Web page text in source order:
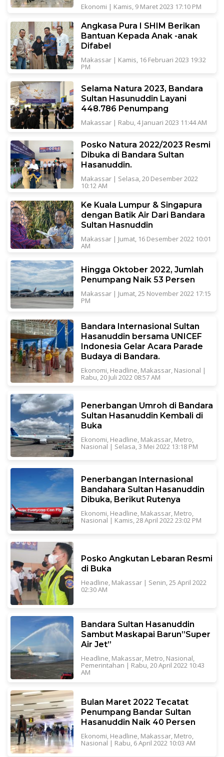
Ekonomi | Kamis, 9 Maret 2023 17:10 PM
Angkasa Pura I SHIM Berikan
Bantuan Kepada Anak -anak
Difabel
Makassar| Kamis, 16 Februari 2023 19:32
PM
Selama Natura 2023, Bandara
Sultan Hasunuddin Layani
448.786 Penumpang
Makassar| Rabu, 4 Januari 2023 11:44 AM
Posko Natura 2022/2023 Resmi
Dibuka di Bandara Sultan
Hasanuddin.
Makassar| Selasa, 20 Desember 2022
10:12 AM
Ke Kuala Lumpur & Singapura
dengan Batik Air Dari Bandara
Sultan Hasnuddin
Makassar| Jumat, 16 Desember 2022 10:01
AM
Hingga Oktober 2022, Jumlah
Penumpang Naik 53 Persen
Makassar| Jumat, 25 November 2022 17:15
PM
Bandara Internasional Sultan
Hasanuddin bersama UNICEF
Indonesia Gelar Acara Parade
Budaya di Bandara.
Ekonomi, Headline, Makassar, Nasional |
Rabu, 20 Juli 2022 08:57 AM
Penerbangan Umroh di Bandara
Sultan Hasanuddin Kembali di
Buka
Ekonomi Headline Makassar, Metro
Nasional | Selasa, 3 Mei 2022 13:18 PM
Penerbangan Internasional
Bandahara Sultan Hasanuddin
Dibuka, Berikut Rutenya
Ekonomi, Headline, Makassar, Metro,
Nasional | Kamis, 28 April 2022 23:02 PM
Posko Angkutan Lebaran Resmi
di Buka
Headline, Makassar| Senin, 25 April 2022
02:30 AM
Bandara Sultan Hasanuddin
Sambut Maskapai Barun”Super
Air Jet”
Headline, Makassar, Metro, Nasional,
Pemerintahan | Rabu, 20 April 2022 10:43
AM
Bulan Maret 2022 Tecatat
Penumpang Bandar Sultan
Hasanuddin Naik 40 Persen
Ekonomi, Headline, Makassar, Metro,
Nasional | Rabu, 6 April 2022 10:03 AM